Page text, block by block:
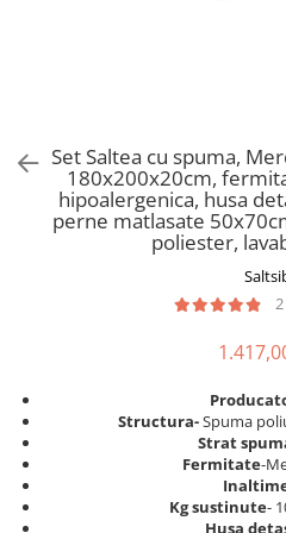
Saltele Memory Pocket
Saltele cu plasa arcuri
Saltele cu spuma
Saltele cu spuma
Saltele cu spuma poliuretanica
Saltele 160x200
Saltele 180x200
Top saltele
Scaune pentru living
Seturi comode living si vitrine
Mobila living
Set mese plus scaune
Etajere Birou
Dulap birou
Birouri
Scaune pentru birou
Scaune pentru vizitatori
Scaune birou copii
Scaune resigilate
Scaune gradinita
Scaune conferinta
Scaune terasa si outdoor
Set Saltea cu spuma,
180x200x20cm,
hipoalergenica, husa
perne matlasate
poliester,
Structura-Spuma
Strat
Fermitate-
Kg sustinute-
Husa